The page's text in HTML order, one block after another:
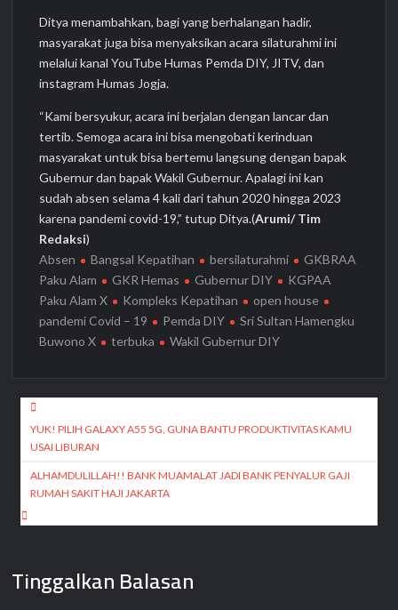
Ditya menambahkan, bagi yang berhalangan hadir,
masyarakat juga bisa menyaksikan acara silaturahmi ini
melalui kanal YouTube Humas Pemda DIY, JITV, dan
instagram Humas Jogja.
“Kami bersyukur, acara ini berjalan dengan lancar dan
tertib. Semoga acara ini bisa mengobati kerinduan
masyarakat untuk bisa bertemu langsung dengan bapak
Gubernur dan bapak Wakil Gubernur. Apalagi ini kan
sudah absen selama 4 kali dari tahun 2020 hingga 2023
karena pandemi covid-19,” tutup Ditya.(Arumi/ Tim
Redaksi)
Absen
Bangsal Kepatihan bersilaturahmi
GKBRAA
Paku Alam
GKR Hemas Gubernur DIY
KGPAA
Paku Alam X
Kompleks Kepatihan
open house
pandemi Covid – 19
Pemda DIY
Sri Sultan Hamengku
Buwono X
terbuka Wakil Gubernur DIY
Navigasi
pos
YUK! PILIH GALAXY A55 5G, GUNA BANTU PRODUKTIVITAS KAMU
USAI LIBURAN
ALHAMDULILLAH!! BANK MUAMALAT JADI BANK PENYALUR GAJI
RUMAH SAKIT HAJI JAKARTA
Tinggalkan Balasan